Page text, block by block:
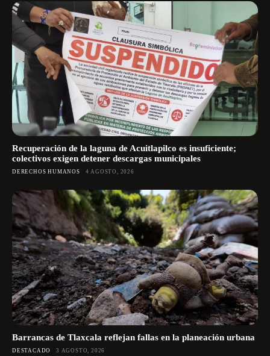
Recuperación de la laguna de Acuitlapilco es insuficiente;
colectivos exigen detener descargas municipales
DERECHOS HUMANOS 4 AGOSTO, 2026
Barrancas de Tlaxcala reflejan fallas en la planeación urbana
DESTACADO 3 AGOSTO, 2026